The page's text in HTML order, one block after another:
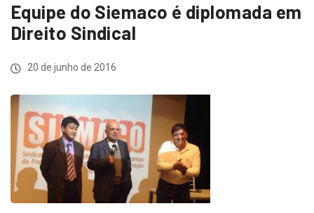
Equipe do Siemaco é diplomada em
Direito Sindical
20 de junho de 2016